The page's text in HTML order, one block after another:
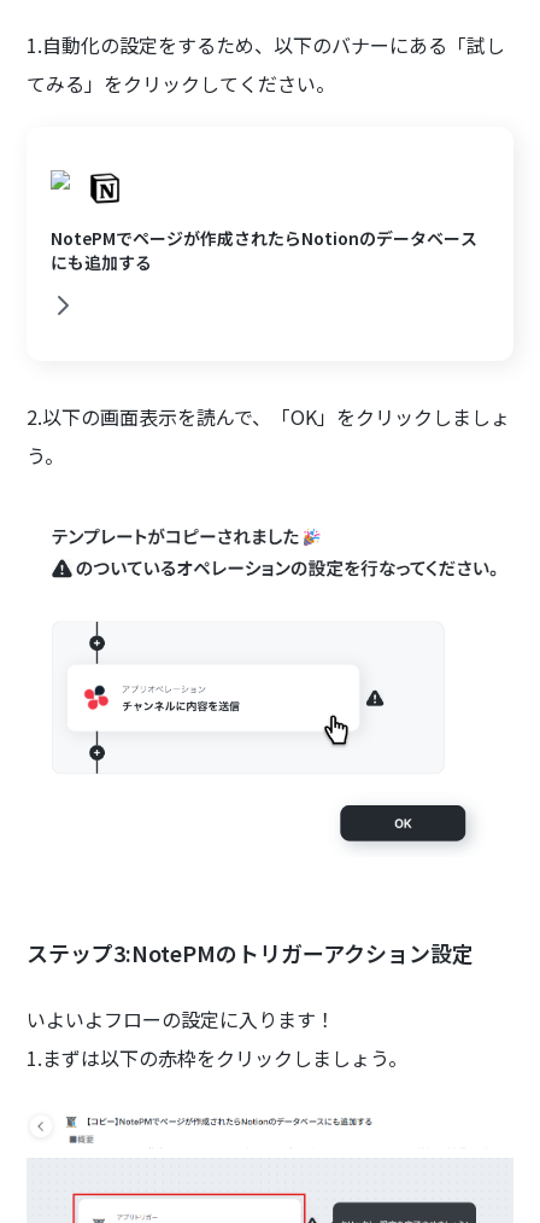
1.自動化の設定をするため、以下のバナーにある「試し
てみる」をクリックしてください。
NotePMでページが作成されたらNotionのデータベース
にも追加する
2.以下の画面表示を読んで、「OK」をクリックしましょ
う。
ステップ3:NotePMのトリガーアクション設定
いよいよフローの設定に入ります！
1.まずは以下の赤枠をクリックしましょう。